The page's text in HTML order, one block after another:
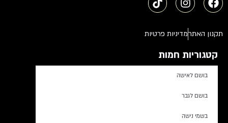
תקנון האתרמדיניות פרטיות
קטגוריות חמות
בושם לאישה
בושם לגבר
בשמי נישה